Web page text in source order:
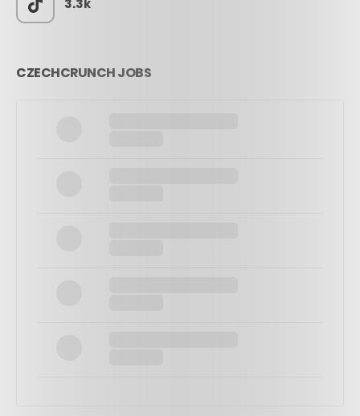
3.3k
CZECHCRUNCH JOBS